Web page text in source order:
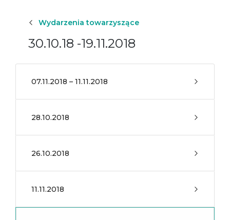
Wydarzenia towarzyszące
30.10.18 -19.11.2018
07.11.2018 – 11.11.2018
28.10.2018
26.10.2018
11.11.2018